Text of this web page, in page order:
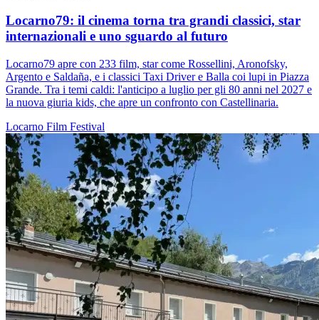
Locarno79: il cinema torna tra grandi classici, star
internazionali e uno sguardo al futuro
Locarno79 apre con 233 film, star come Rossellini, Aronofsky,
Argento e Saldaña, e i classici Taxi Driver e Balla coi lupi in Piazza
Grande. Tra i temi caldi: l'anticipo a luglio per gli 80 anni nel 2027 e
la nuova giuria kids, che apre un confronto con Castellinaria.
Locarno Film Festival